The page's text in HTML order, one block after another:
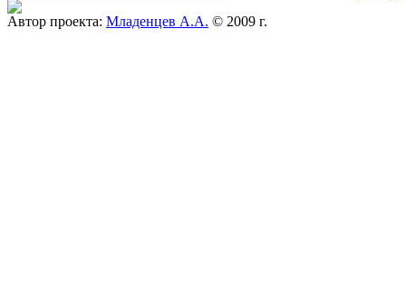
Автор проекта: Младенцев А.А. © 2009 г.